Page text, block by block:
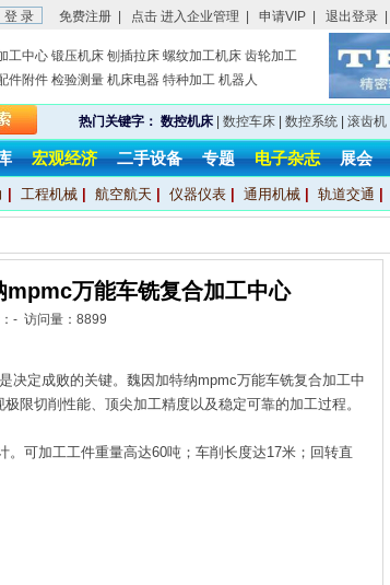
免费注册 点击 进入企业管理 申请VIP 退出登录
工中心 锻压机床 刨插拉床 螺纹加工机床 齿轮加工
件附件 检验测量 机床电器 特种加工 机器人
热门关键字： 数控机床| 数控车床| 数控系统| 滚齿机|
宏观经济 二手设备 专题 电子杂志 展会
工程机械 航空航天 仪器仪表 通用机械 轨道交通
万能车铣复合加工中心
- 访问量： 8899
定成败的关键。魏因加特纳mpmc万能车铣复合加工中
切削性能、顶尖加工精度以及稳定可靠的加工过程。
可加工工件重量高达60吨；车削长度达17米；回转直